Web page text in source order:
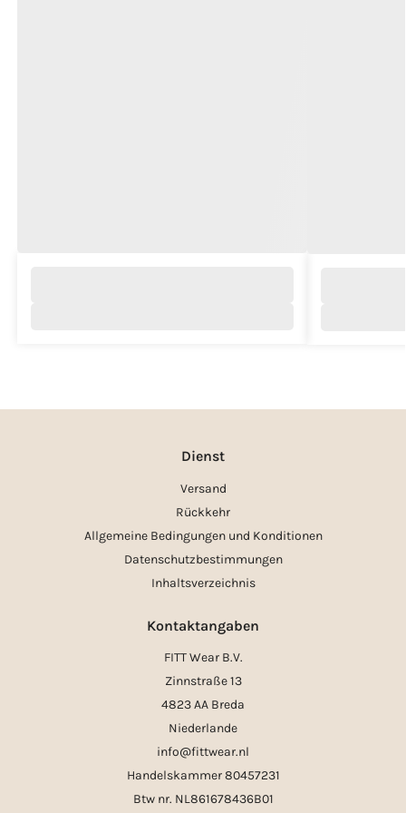
Dienst
Versand
Rückkehr
Allgemeine Bedingungen und Konditionen
Datenschutzbestimmungen
Inhaltsverzeichnis
Kontaktangaben
FITT Wear B.V.
Zinnstraße 13
4823 AA Breda
Niederlande
info@fittwear.nl
Handelskammer 80457231
Btw nr. NL861678436B01